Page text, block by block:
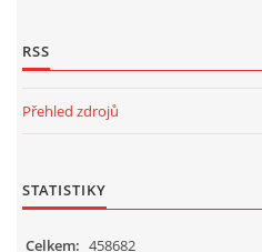
RSS
Přehled zdrojů
STATISTIKY
Celkem: 458682